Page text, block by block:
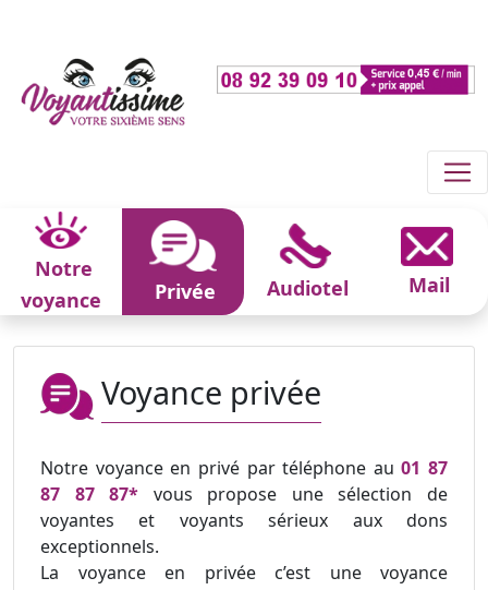
Notre
voyance
Privée Audiotel Mail
Voyance privée
Notre voyance en privé par téléphone au01 87
87 87 87* vous propose une sélection de
voyantes et voyants sérieux aux dons
exceptionnels.
La voyance en privée c’est une voyance